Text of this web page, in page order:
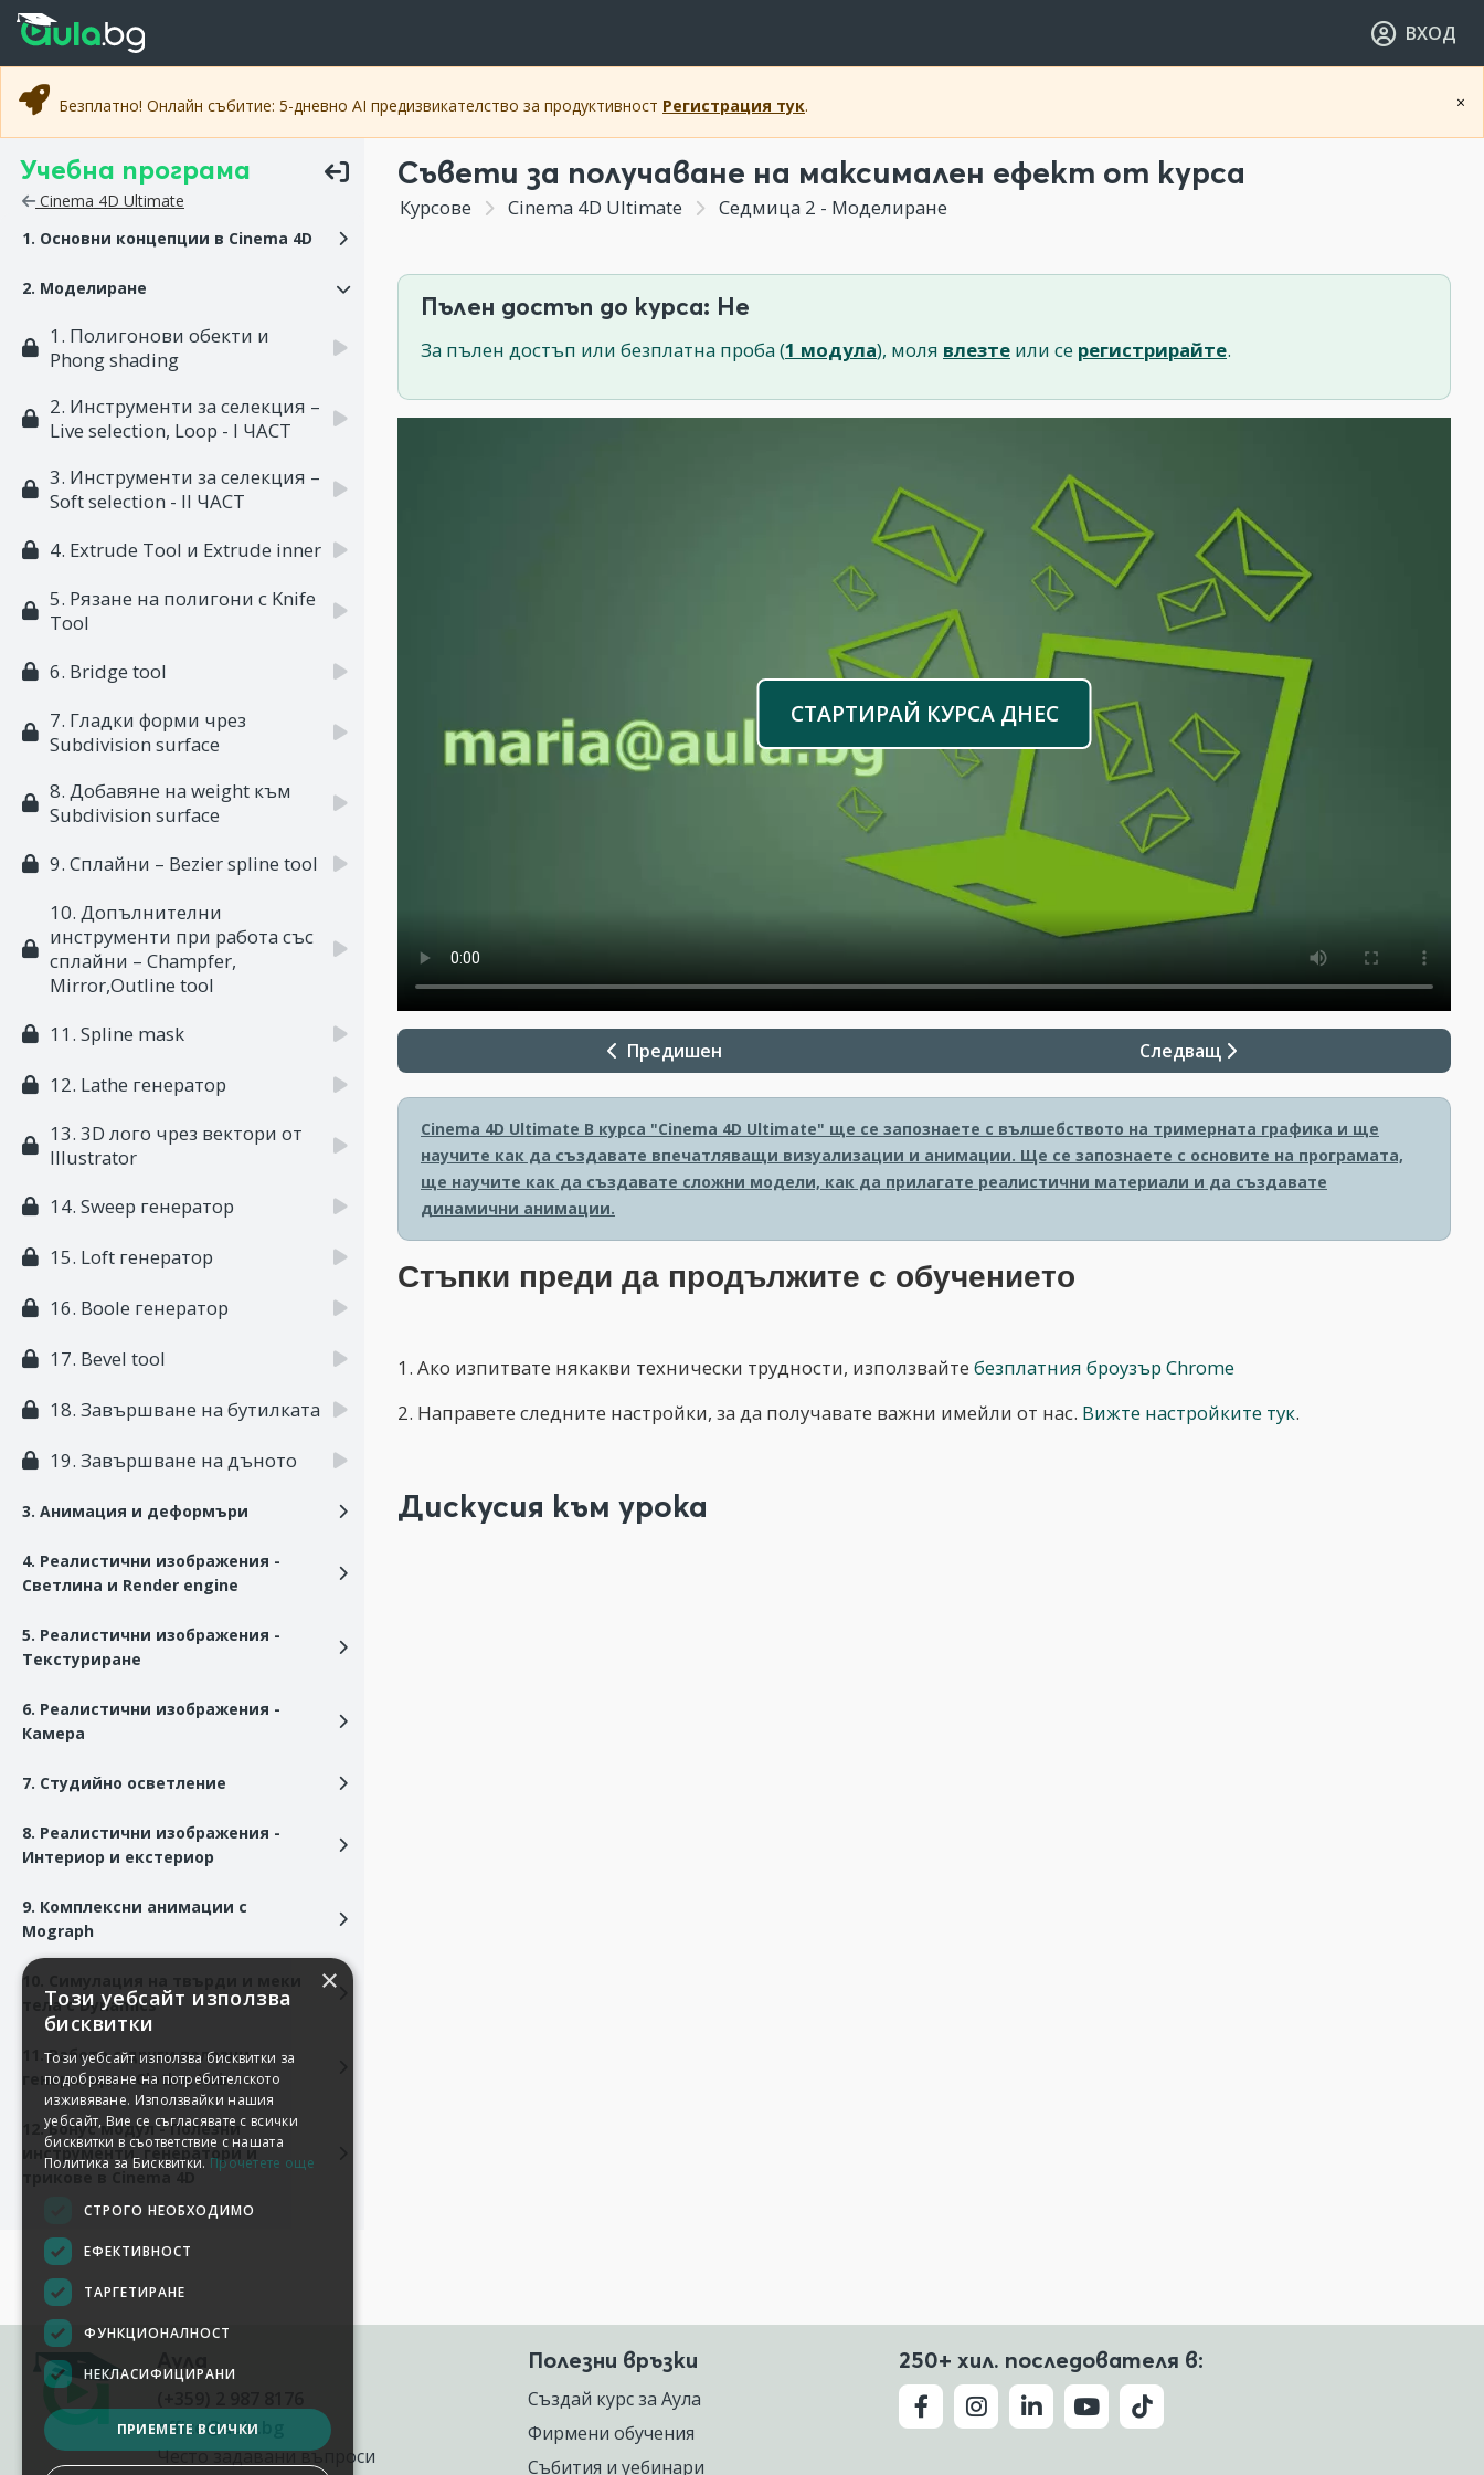
Прескочи към основното съдържание
Прескочи към навигацията
ВХОД
×
Безплатно! Онлайн събитие: 5-дневно AI предизвикателство за продуктивност Регистрация тук.
Учебна програма
Cinema 4D Ultimate
1. Основни концепции в Cinema 4D
2. Моделиране
1. Полигонови обекти и
Phong shading
2. Инструменти за селекция –
Live selection, Loop - I ЧАСТ
3. Инструменти за селекция –
Soft selection - II ЧАСТ
4. Extrude Tool и Extrude inner
5. Рязане на полигони с Knife
Tool
6. Bridge tool
7. Гладки форми чрез
Subdivision surface
8. Добавяне на weight към
Subdivision surface
9. Сплайни – Bezier spline tool
10. Допълнителни
инструменти при работа със
сплайни – Champfer,
Mirror,Outline tool
11. Spline mask
12. Lathe генератор
13. 3D лого чрез вектори от
Illustrator
14. Sweep генератор
15. Loft генератор
16. Boole генератор
17. Bevel tool
18. Завършване на бутилката
19. Завършване на дъното
3. Анимация и деформъри
4. Реалистични изображения -
Светлина и Render engine
5. Реалистични изображения -
Текстуриране
6. Реалистични изображения -
Камера
7. Студийно осветление
8. Реалистични изображения -
Интериор и екстериор
9. Комплексни анимации с
Mograph
10. Симулация на твърди и меки
тела с Dynamics
11. Работа с други полезни
генератори - Cloth и Hair
12. Бонус модул - Полезни
инструменти, генератори и
Съвети за получаване на максимален ефект от курса
Курсове Cinema 4D Ultimate Седмица 2 - Моделиране
Пълен достъп до курса: Не
За пълен достъп или безплатна проба (1 модула), моля влезте или се регистрирайте.
СТАРТИРАЙ КУРСА ДНЕС
Предишен Следващ
Cinema 4D Ultimate В курса "Cinema 4D Ultimate" ще се запознаете с вълшебството на тримерната графика и ще
научите как да създавате впечатляващи визуализации и анимации. Ще се запознаете с основите на програмата,
ще научите как да създавате сложни модели, как да прилагате реалистични материали и да създавате
динамични анимации.
Стъпки преди да продължите с обучението
1. Ако изпитвате някакви технически трудности, използвайте безплатния броузър Chrome
2. Направете следните настройки, за да получавате важни имейли от нас. Вижте настройките тук.
Дискусия към урока
office@aula.bg
Често задавани въпроси
Полезни връзки
Създай курс за Аула
Фирмени обучения
Събития и уебинари
250+ хил. последователя в:
×
Този уебсайт използва
бисквитки
Този уебсайт използва бисквитки за
подобряване на потребителското
изживяване. Използвайки нашия
уебсайт, Вие се съгласявате с всички
бисквитки в съответствие с нашата
Политика за Бисквитки. Прочетете още
СТРОГО НЕОБХОДИМО
ЕФЕКТИВНОСТ
ТАРГЕТИРАНЕ
ФУНКЦИОНАЛНОСТ
НЕКЛАСИФИЦИРАНИ
ПРИЕМЕТЕ ВСИЧКИ